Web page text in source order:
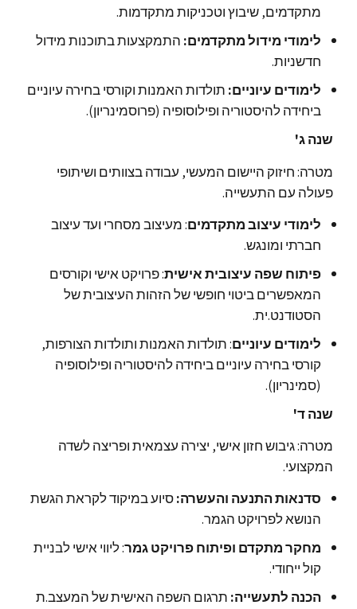
מתקדמים, שיבוץ וטכניקות מתקדמות.
לימודי מידול מתקדמים: התמקצעות בתוכנות מידול
חדשניות.
לימודים עיוניים: תולדות האמנות וקורסי בחירה עיוניים
ביחידה להיסטוריה ופילוסופיה (פרוסמינריון).
שנה ג'
מטרה: חיזוק היישום המעשי, עבודה בצוותים ושיתופי
פעולה עם התעשייה.
לימודי עיצוב מתקדמים: מעיצוב מסחרי ועד עיצוב
חברתי ומונגש.
פיתוח שפה עיצובית אישית: פרויקט אישי וקורסים
המאפשרים ביטוי חופשי של הזהות העיצובית של
הסטודנט.ית.
לימודים עיוניים: תולדות האמנות ותולדות הצורפות,
קורסי בחירה עיוניים ביחידה להיסטוריה ופילוסופיה
(סמינריון).
שנה ד'
מטרה: גיבוש חזון אישי, יצירה עצמאית ופריצה לשדה
המקצועי.
סדנאות התנעה והעשרה:סיוע במיקוד לקראת הגשת
הנושא לפרויקט הגמר.
מחקר מתקדם ופיתוח פרויקט גמר: ליווי אישי לבניית
קול ייחודי.
הכנה לתעשייה: תרגום השפה האישית של המעצב.ת